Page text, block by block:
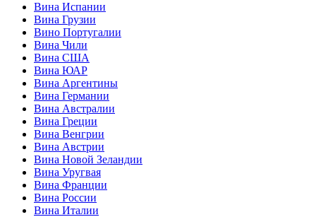
Вина Испании
Вина Грузии
Вино Португалии
Вина Чили
Вина США
Вина ЮАР
Вина Аргентины
Вина Германии
Вина Австралии
Вина Греции
Вина Венгрии
Вина Австрии
Вина Новой Зеландии
Вина Уругвая
Вина Франции
Вина России
Вина Италии